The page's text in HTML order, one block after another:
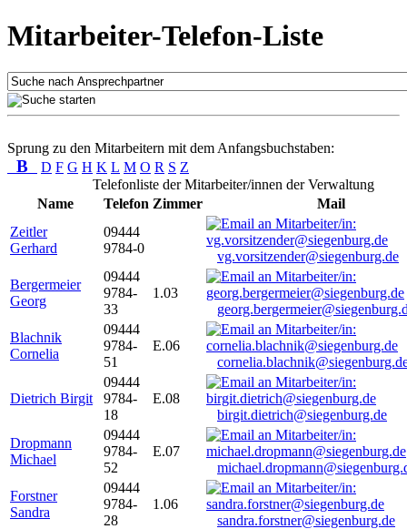
Mitarbeiter-Telefon-Liste
Sprung zu den Mitarbeitern mit dem Anfangsbuchstaben:
B D F G H K L M O R S Z
Telefonliste der Mitarbeiter/innen der Verwaltung
Name
Telefon Zimmer
Mail
Zeitler
Gerhard
09444
9784-0
vg.vorsitzender@siegenburg.de
Bergermeier
Georg
09444
9784-
33
1.03
Blachnik
Cornelia
09444
9784-
51
E.06
Dietrich Birgit
09444
9784-
18
E.08
birgit.dietrich@siegenburg.de
Dropmann
Michael
09444
9784-
52
E.07
Forstner
Sandra
09444
9784-
28
1.06
sandra.forstner@siegenburg.de